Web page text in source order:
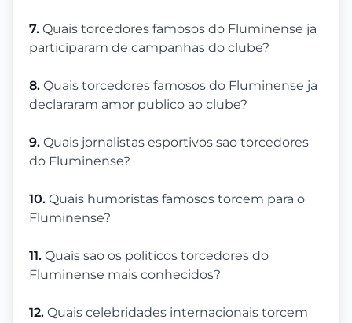
7. Quais torcedores famosos do Fluminense ja
participaram de campanhas do clube?
8. Quais torcedores famosos do Fluminense ja
declararam amor publico ao clube?
9. Quais jornalistas esportivos sao torcedores
do Fluminense?
10. Quais humoristas famosos torcem para o
Fluminense?
11. Quais sao os politicos torcedores do
Fluminense mais conhecidos?
12. Quais celebridades internacionais torcem